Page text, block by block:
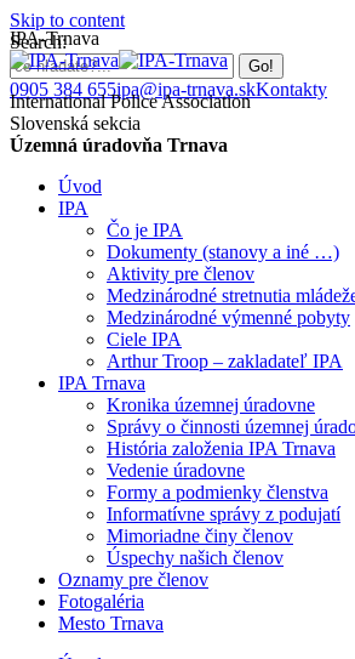
Skip to content
Search:
0905 384 655ipa@ipa-trnava.skKontakty
IPA-Trnava
International Police Association
Slovenská sekcia
Územná úradovňa Trnava
Úvod
IPA
Čo je IPA
Dokumenty (stanovy a iné …)
Aktivity pre členov
Medzinárodné stretnutia
Medzinárodné výmenné pobyty
Ciele IPA
Arthur Troop – zakladateľ IPA
IPA Trnava
Kronika územnej úradovne
Správy o činnosti územnej
História založenia IPA Trnava
Vedenie úradovne
Formy a podmienky členstva
Informatívne správy z podujatí
Mimoriadne činy členov
Úspechy našich členov
Oznamy pre členov
Fotogaléria
Mesto Trnava